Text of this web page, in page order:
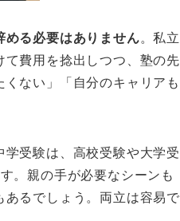
める必要はありません。私立
費用を捻出しつつ、塾の先
ない」「自分のキャリアも
受験は、高校受験や大学受
。親の手が必要なシーンも
るでしょう。両立は容易で